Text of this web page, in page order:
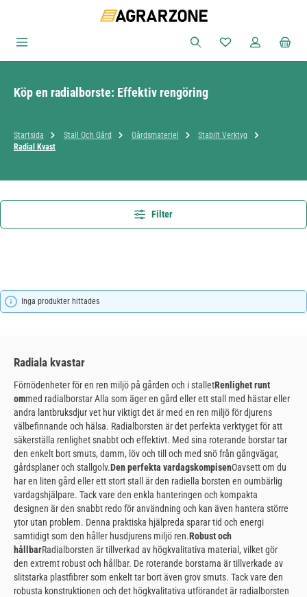
Du har 0 objekt i
Köp en radialborste: Effektiv rengöring
Startsida Stall Och Gård Gårdsmateriel
Stabilt Verktyg
Radial Kvast
Filter
Inga produkter hittades
Radiala kvastar
Förnödenheter för en ren miljö på gården och i stalletRenlighet runt
ommed radialborstar Alla som äger en gård eller ett stall med hästar eller
andra lantbruksdjur vet hur viktigt det är med en ren miljö för djurens
välbefinnande och hälsa. Radialborsten är det perfekta verktyget för att
säkerställa renlighet snabbt och effektivt. Med sina roterande borstar tar
den enkelt bort smuts, damm, löv och till och med snö från gångvägar,
gårdsplaner och stallgolv.Den perfekta vardagskompisenOavsett om du
har en liten gård eller ett stort stall är den radiella borsten en oumbärlig
vardagshjälpare. Tack vare den enkla hanteringen och kompakta
designen är den snabbt redo för användning och kan även hantera större
ytor utan problem. Denna praktiska hjälpreda sparar tid och energi
samtidigt som den håller husdjurens miljö ren.Robust och
hållbarRadialborsten är tillverkad av högkvalitativa material, vilket gör
den extremt robust och hållbar. De roterande borstarna är tillverkade av
slitstarka plastfibrer som enkelt tar bort även grov smuts. Tack vare den
robusta konstruktionen och det högkvalitativa utförandet är radialborsten